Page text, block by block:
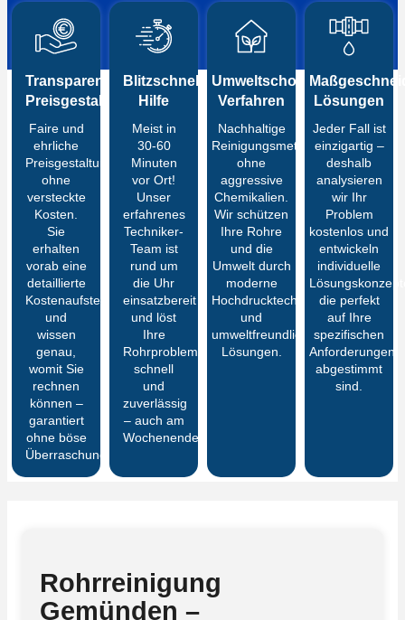
Transparente
Preisgestaltung
Faire und
ehrliche
Preisgestaltung
ohne
versteckte
Kosten.
Sie
erhalten
vorab eine
detaillierte
Kostenaufstellung
und
wissen
genau,
womit Sie
rechnen
können –
garantiert
ohne böse
Überraschungen
Blitzschnelle
Hilfe
Meist in
30-60
Minuten
vor Ort!
Unser
erfahrenes
Techniker-
Team ist
rund um
die Uhr
einsatzbereit
und löst
Ihre
Rohrprobleme
schnell
und
zuverlässig
– auch am
Wochenende.
Umweltschonende
Verfahren
Nachhaltige
Reinigungsmethoden
ohne
aggressive
Chemikalien.
Wir schützen
Ihre Rohre
und die
Umwelt durch
moderne
Hochdrucktechnik
und
umweltfreundliche
Lösungen.
Lösungen
Jeder Fall ist
einzigartig –
deshalb
analysieren
wir Ihr
Problem
kostenlos und
entwickeln
individuelle
die perfekt
auf Ihre
spezifischen
Anforderungen
abgestimmt
sind.
Rohrreinigung
Gemünden –